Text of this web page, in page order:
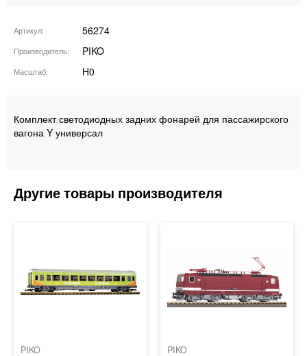
Артикул 56274
Производитель PIKO
Масштаб H0
Комплект светодиодных задних фонарей для пассажирского
вагона Y универсал
PIKO PIKO